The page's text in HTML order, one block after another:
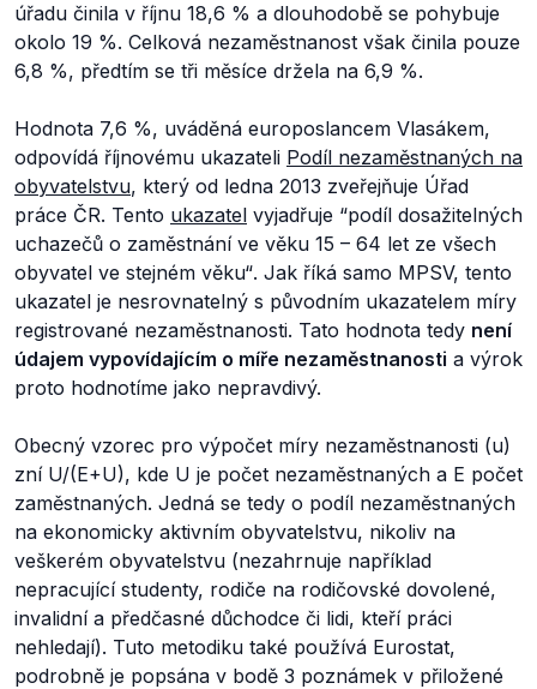
úřadu činila v říjnu 18,6 % a dlouhodobě se pohybuje
okolo 19 %. Celková nezaměstnanost však činila pouze
6,8 %, předtím se tři měsíce držela na 6,9 %.
Hodnota 7,6 %, uváděná europoslancem Vlasákem,
odpovídá říjnovému ukazateli Podíl nezaměstnaných na
obyvatelstvu, který od ledna 2013 zveřejňuje Úřad
práce ČR. Tento ukazatel vyjadřuje “podíl dosažitelných
uchazečů o zaměstnání ve věku 15 – 64 let ze všech
obyvatel ve stejném věku“. Jak říká samo MPSV, tento
ukazatel je nesrovnatelný s původním ukazatelem míry
registrované nezaměstnanosti. Tato hodnota tedy není
údajem vypovídajícím o míře nezaměstnanosti a výrok
proto hodnotíme jako nepravdivý.
Obecný vzorec pro výpočet míry nezaměstnanosti (u)
zní U/(E+U), kde U je počet nezaměstnaných a E počet
zaměstnaných. Jedná se tedy o podíl nezaměstnaných
na ekonomicky aktivním obyvatelstvu, nikoliv na
veškerém obyvatelstvu (nezahrnuje například
nepracující studenty, rodiče na rodičovské dovolené,
invalidní a předčasné důchodce či lidi, kteří práci
nehledají). Tuto metodiku také používá Eurostat,
podrobně je popsána v bodě 3 poznámek v přiložené